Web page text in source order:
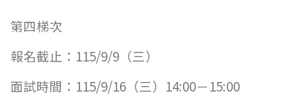
第四梯次
報名截止：115/9/9（三）
面試時間：115/9/16（三）14:00－15:00